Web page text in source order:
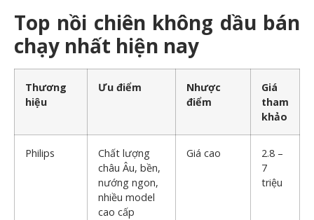
Top nồi chiên không dầu bán
chạy nhất hiện nay
Thương
hiệu
Ưu điểm
Nhược
điểm
Giá
tham
khảo
Philips
Chất lượng
châu Âu, bền,
nướng ngon,
nhiều model
cao cấp
Giá cao
2.8 –
7
triệu